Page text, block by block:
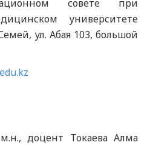
совете при
университете
ул. Абая 103, большой
доцент Токаева Алма